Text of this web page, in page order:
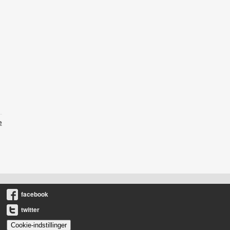
facebook
twitter
Cookie-indstillinger